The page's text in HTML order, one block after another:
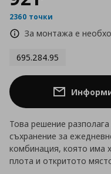
2360 точки
За монтажа е
695.284.95
Това решение
съхранение за
комбинация, която има
плота и откритото